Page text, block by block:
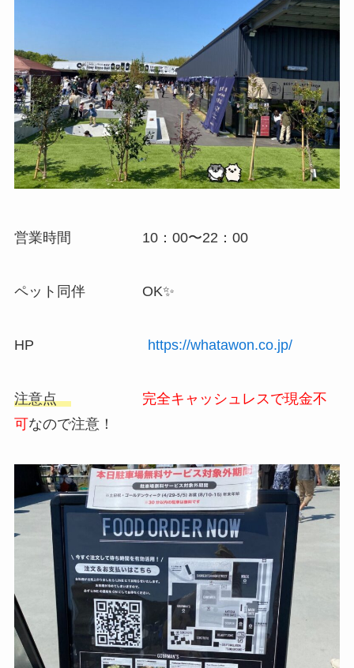
営業時間 10：00〜22：00
ペット同伴 OK✨
HP https://whatawon.co.jp/
注意点
完全キャッシュレスで現金不
可なので注意！